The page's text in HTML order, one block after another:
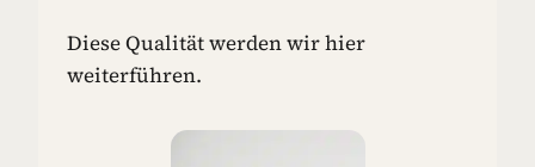
R
E
N
Diese Qualität werden wir hier
weiterführen.